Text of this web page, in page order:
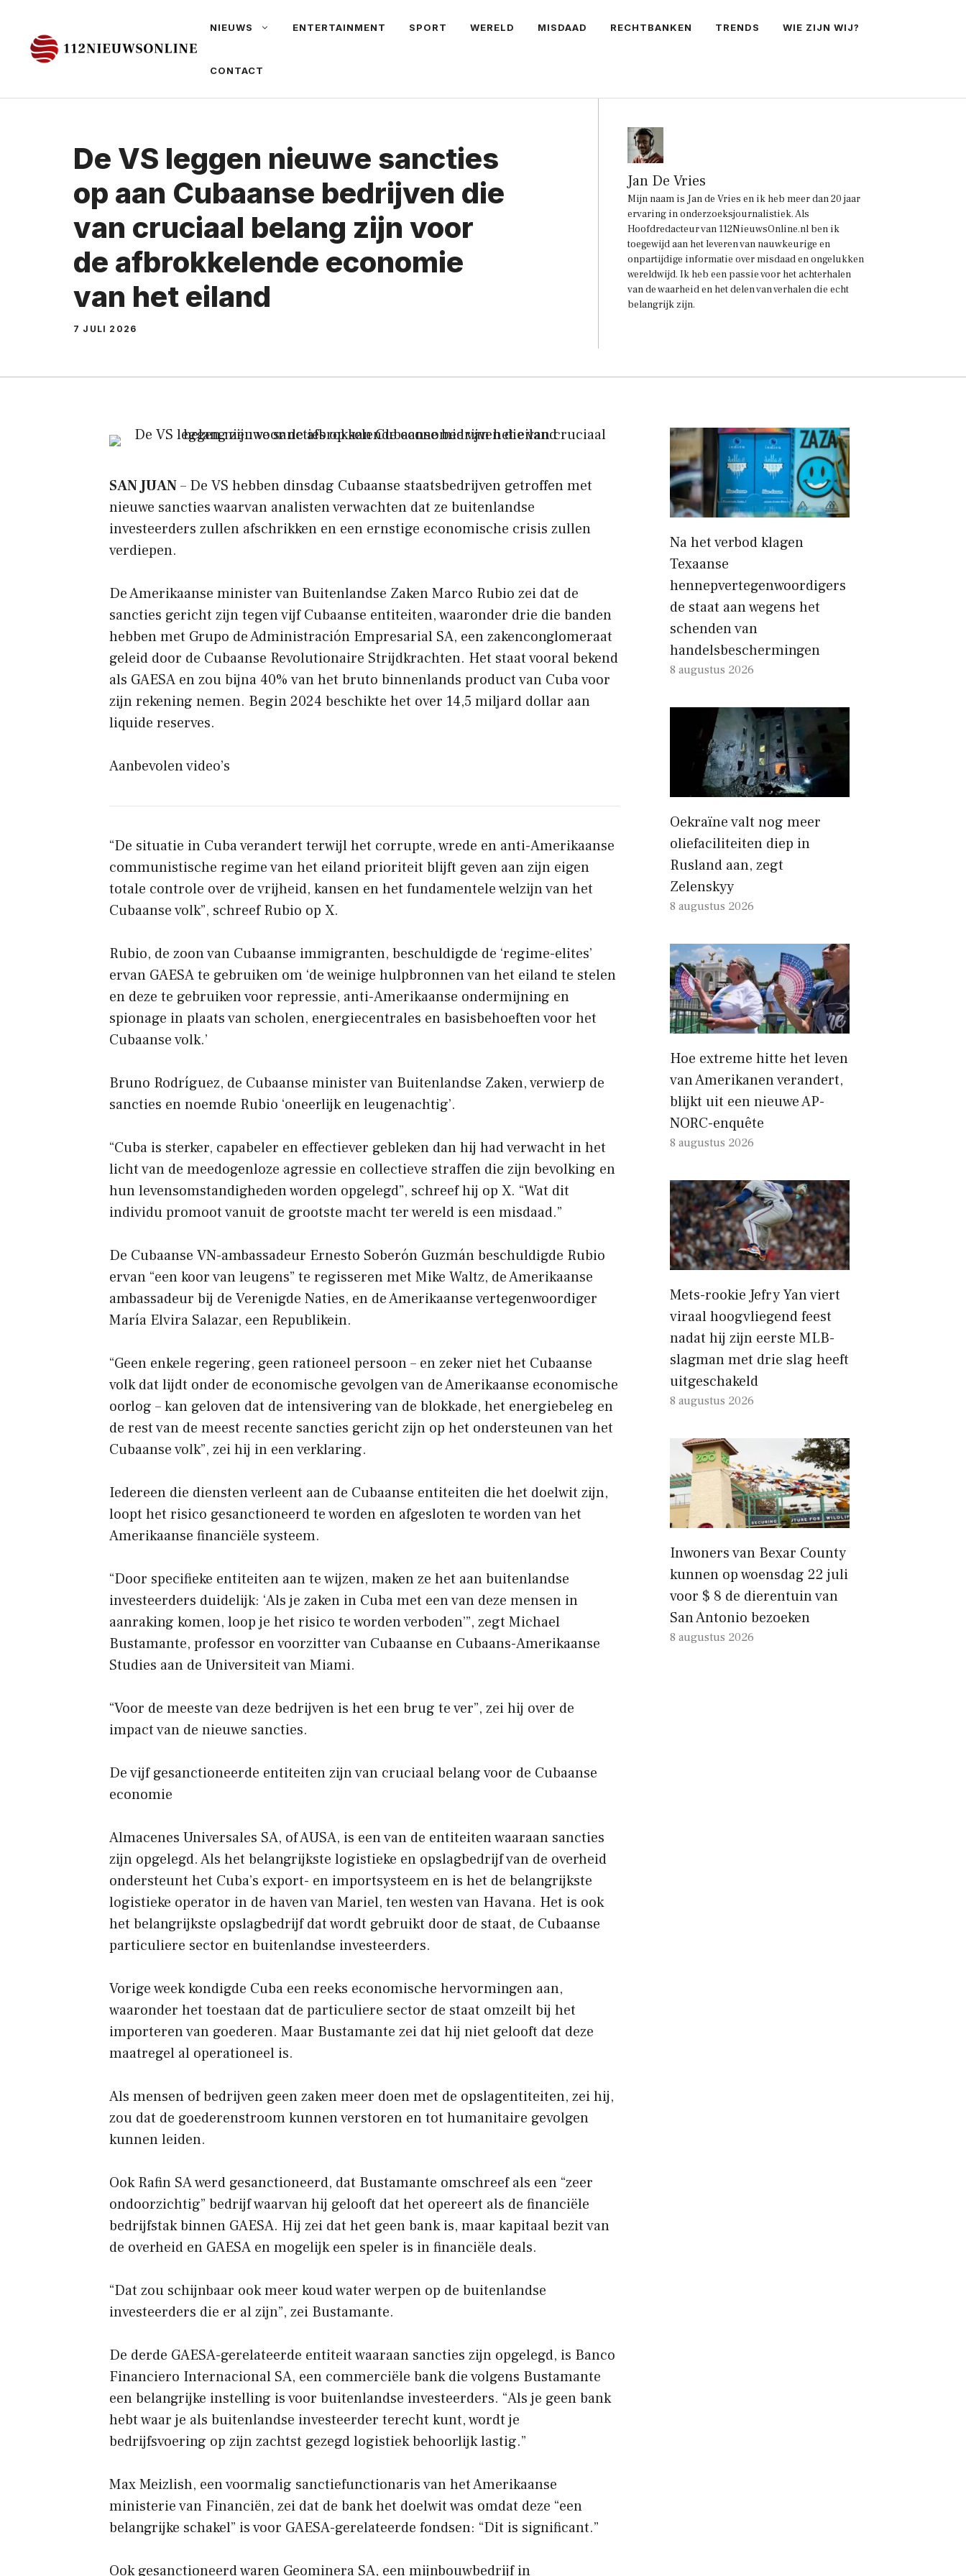
NIEUWS ENTERTAINMENT SPORT WERELD MISDAAD RECHTBANKEN TRENDS WIE ZIJN WIJ?
CONTACT
De VS leggen nieuwe sancties
op aan Cubaanse bedrijven die
van cruciaal belang zijn voor
de afbrokkelende economie
van het eiland
7 JULI 2026
Jan De Vries
Mijn naam is Jan de Vries en ik heb meer dan 20 jaar
ervaring in onderzoeksjournalistiek. Als
Hoofdredacteur van 112NieuwsOnline.nl ben ik
toegewijd aan het leveren van nauwkeurige en
onpartijdige informatie over misdaad en ongelukken
wereldwijd. Ik heb een passie voor het achterhalen
van de waarheid en het delen van verhalen die echt
belangrijk zijn.
SAN JUAN– De VS hebben dinsdag Cubaanse staatsbedrijven getroffen met
nieuwe sancties waarvan analisten verwachten dat ze buitenlandse
investeerders zullen afschrikken en een ernstige economische crisis zullen
verdiepen.
De Amerikaanse minister van Buitenlandse Zaken Marco Rubio zei dat de
sancties gericht zijn tegen vijf Cubaanse entiteiten, waaronder drie die banden
hebben met Grupo de Administración Empresarial SA, een zakenconglomeraat
geleid door de Cubaanse Revolutionaire Strijdkrachten. Het staat vooral bekend
als GAESA en zou bijna 40% van het bruto binnenlands product van Cuba voor
zijn rekening nemen. Begin 2024 beschikte het over 14,5 miljard dollar aan
liquide reserves.
Aanbevolen video’s
“De situatie in Cuba verandert terwijl het corrupte, wrede en anti-Amerikaanse
communistische regime van het eiland prioriteit blijft geven aan zijn eigen
totale controle over de vrijheid, kansen en het fundamentele welzijn van het
Cubaanse volk”, schreef Rubio op X.
Rubio, de zoon van Cubaanse immigranten, beschuldigde de ‘regime-elites’
ervan GAESA te gebruiken om ‘de weinige hulpbronnen van het eiland te stelen
en deze te gebruiken voor repressie, anti-Amerikaanse ondermijning en
spionage in plaats van scholen, energiecentrales en basisbehoeften voor het
Cubaanse volk.’
Bruno Rodríguez, de Cubaanse minister van Buitenlandse Zaken, verwierp de
sancties en noemde Rubio ‘oneerlijk en leugenachtig’.
“Cuba is sterker, capabeler en effectiever gebleken dan hij had verwacht in het
licht van de meedogenloze agressie en collectieve straffen die zijn bevolking en
hun levensomstandigheden worden opgelegd”, schreef hij op X. “Wat dit
individu promoot vanuit de grootste macht ter wereld is een misdaad.”
De Cubaanse VN-ambassadeur Ernesto Soberón Guzmán beschuldigde Rubio
ervan “een koor van leugens” te regisseren met Mike Waltz, de Amerikaanse
ambassadeur bij de Verenigde Naties, en de Amerikaanse vertegenwoordiger
María Elvira Salazar, een Republikein.
“Geen enkele regering, geen rationeel persoon – en zeker niet het Cubaanse
volk dat lijdt onder de economische gevolgen van de Amerikaanse economische
oorlog – kan geloven dat de intensivering van de blokkade, het energiebeleg en
de rest van de meest recente sancties gericht zijn op het ondersteunen van het
Cubaanse volk”, zei hij in een verklaring.
Iedereen die diensten verleent aan de Cubaanse entiteiten die het doelwit zijn,
loopt het risico gesanctioneerd te worden en afgesloten te worden van het
Amerikaanse financiële systeem.
“Door specifieke entiteiten aan te wijzen, maken ze het aan buitenlandse
investeerders duidelijk: ‘Als je zaken in Cuba met een van deze mensen in
aanraking komen, loop je het risico te worden verboden’”, zegt Michael
Bustamante, professor en voorzitter van Cubaanse en Cubaans-Amerikaanse
Studies aan de Universiteit van Miami.
“Voor de meeste van deze bedrijven is het een brug te ver”, zei hij over de
impact van de nieuwe sancties.
De vijf gesanctioneerde entiteiten zijn van cruciaal belang voor de Cubaanse
economie
Almacenes Universales SA, of AUSA, is een van de entiteiten waaraan sancties
zijn opgelegd. Als het belangrijkste logistieke en opslagbedrijf van de overheid
ondersteunt het Cuba’s export- en importsysteem en is het de belangrijkste
logistieke operator in de haven van Mariel, ten westen van Havana. Het is ook
het belangrijkste opslagbedrijf dat wordt gebruikt door de staat, de Cubaanse
particuliere sector en buitenlandse investeerders.
Vorige week kondigde Cuba een reeks economische hervormingen aan,
waaronder het toestaan ​​dat de particuliere sector de staat omzeilt bij het
importeren van goederen. Maar Bustamante zei dat hij niet gelooft dat deze
maatregel al operationeel is.
Als mensen of bedrijven geen zaken meer doen met de opslagentiteiten, zei hij,
zou dat de goederenstroom kunnen verstoren en tot humanitaire gevolgen
kunnen leiden.
Ook Rafin SA werd gesanctioneerd, dat Bustamante omschreef als een “zeer
ondoorzichtig” bedrijf waarvan hij gelooft dat het opereert als de financiële
bedrijfstak binnen GAESA. Hij zei dat het geen bank is, maar kapitaal bezit van
de overheid en GAESA en mogelijk een speler is in financiële deals.
“Dat zou schijnbaar ook meer koud water werpen op de buitenlandse
investeerders die er al zijn”, zei Bustamante.
De derde GAESA-gerelateerde entiteit waaraan sancties zijn opgelegd, is Banco
Financiero Internacional SA, een commerciële bank die volgens Bustamante
een belangrijke instelling is voor buitenlandse investeerders. “Als je geen bank
hebt waar je als buitenlandse investeerder terecht kunt, wordt je
bedrijfsvoering op zijn zachtst gezegd logistiek behoorlijk lastig.”
Max Meizlish, een voormalig sanctiefunctionaris van het Amerikaanse
ministerie van Financiën, zei dat de bank het doelwit was omdat deze “een
belangrijke schakel” is voor GAESA-gerelateerde fondsen: “Dit is significant.”
Ook gesanctioneerd waren Geominera SA, een mijnbouwbedrijf in
Na het verbod klagen
Texaanse
hennepvertegenwoordigers
de staat aan wegens het
schenden van
handelsbeschermingen
8 augustus 2026
Oekraïne valt nog meer
oliefaciliteiten diep in
Rusland aan, zegt
Zelenskyy
8 augustus 2026
Hoe extreme hitte het leven
van Amerikanen verandert,
blijkt uit een nieuwe AP-
NORC-enquête
8 augustus 2026
Mets-rookie Jefry Yan viert
viraal hoogvliegend feest
nadat hij zijn eerste MLB-
slagman met drie slag heeft
uitgeschakeld
8 augustus 2026
Inwoners van Bexar County
kunnen op woensdag 22 juli
voor $ 8 de dierentuin van
San Antonio bezoeken
8 augustus 2026